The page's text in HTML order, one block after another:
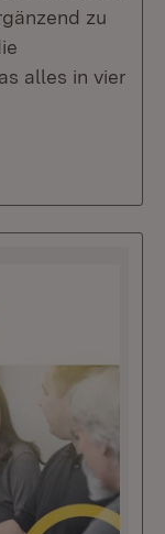
zu
alles in vier